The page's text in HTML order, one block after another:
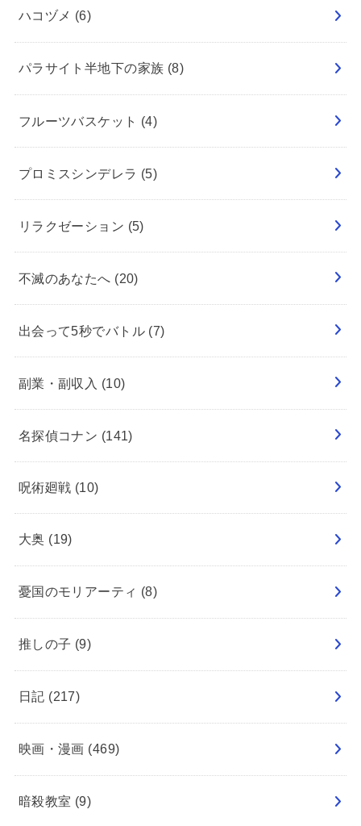
ハコヅメ (6)
パラサイト半地下の家族 (8)
フルーツバスケット (4)
プロミスシンデレラ (5)
リラクゼーション (5)
不滅のあなたへ (20)
出会って5秒でバトル (7)
副業・副収入 (10)
名探偵コナン (141)
呪術廻戦 (10)
大奥 (19)
憂国のモリアーティ (8)
推しの子 (9)
日記 (217)
映画・漫画 (469)
暗殺教室 (9)